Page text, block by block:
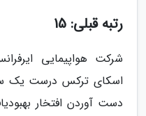
رتبه قبلی: 15
شرکت هواپیمایی
دست آوردن افتخار